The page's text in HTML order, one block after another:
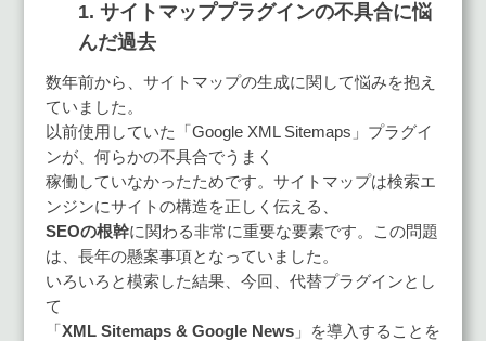
1. サイトマッププラグインの不具合に悩
んだ過去
数年前から、サイトマップの生成に関して悩みを抱え
ていました。
以前使用していた「Google XML Sitemaps」プラグイ
ンが、何らかの不具合でうまく
稼働していなかったためです。サイトマップは検索エ
ンジンにサイトの構造を正しく伝える、
SEOの根幹に関わる非常に重要な要素です。この問題
は、長年の懸案事項となっていました。
いろいろと模索した結果、今回、代替プラグインとし
て
「 XML Sitemaps & Google News 」を導入することを